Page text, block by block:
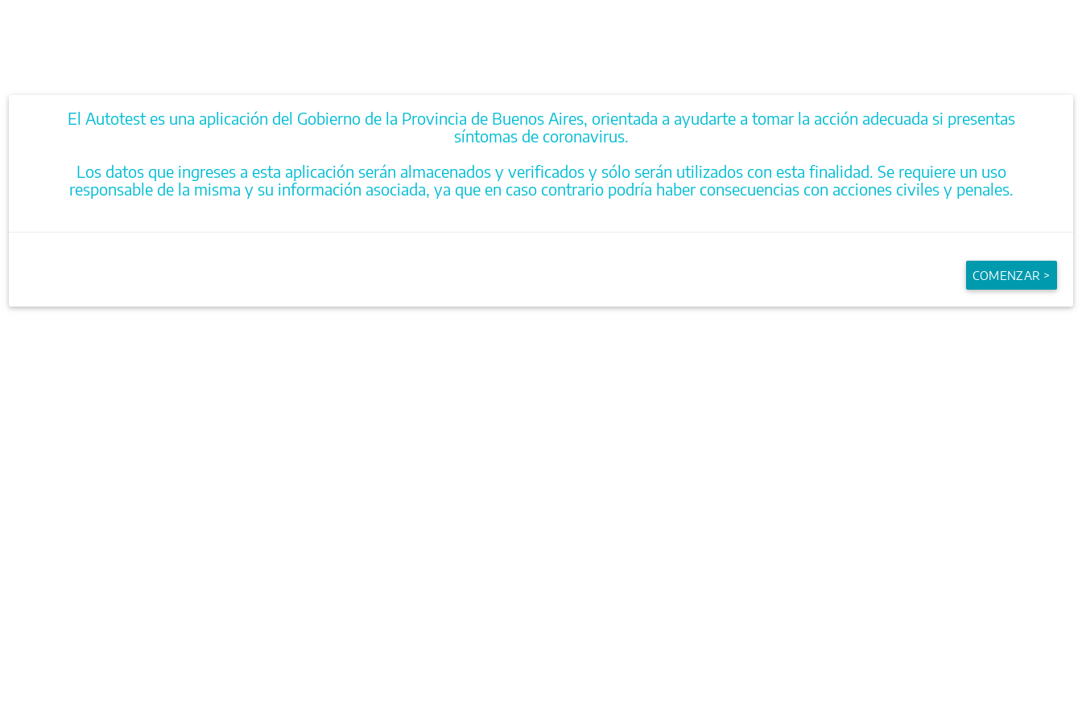
El Autotest es una aplicación del Gobierno de la Provincia de Buenos Aires, orientada a ayudarte a tomar la acción adecuada si presentas
síntomas de coronavirus.
Los datos que ingreses a esta aplicación serán almacenados y verificados y sólo serán utilizados con esta finalidad. Se requiere un uso
responsable de la misma y su información asociada, ya que en caso contrario podría haber consecuencias con acciones civiles y penales.
COMENZAR >